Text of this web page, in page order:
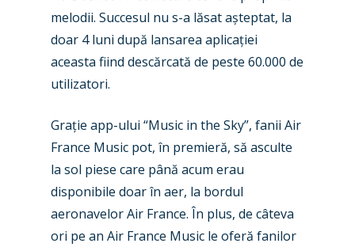
melodii. Succesul nu s-a lăsat așteptat, la
doar 4 luni după lansarea aplicației
aceasta fiind descărcată de peste 60.000 de
utilizatori.
Grație app-ului “Music in the Sky”, fanii Air
France Music pot, în premieră, să asculte
la sol piese care până acum erau
disponibile doar în aer, la bordul
aeronavelor Air France. În plus, de câteva
ori pe an Air France Music le oferă fanilor
New Routes
Industry
Dubai 2025
Farnborough 2024
Paris 2023
Business Jets
Military
Trip Reports
Marketplace